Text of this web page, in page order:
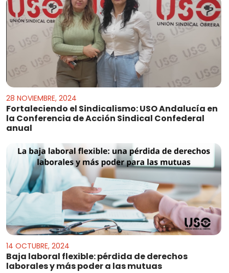
28 NOVIEMBRE, 2024
Fortaleciendo el Sindicalismo: USO Andalucía en
la Conferencia de Acción Sindical Confederal
anual
14 OCTUBRE, 2024
Baja laboral flexible: pérdida de derechos
laborales y más poder a las mutuas